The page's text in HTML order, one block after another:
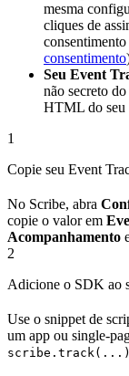
mesma
cliques de
consentimento
Seu Event
não secreto
HTML do seu
1
Copie seu Event
No Scribe, abra
copie o valor em
Acompanhamento
2
Adicione o SDK ao
Use o snippet de
um app ou single-
scribe.track(...)